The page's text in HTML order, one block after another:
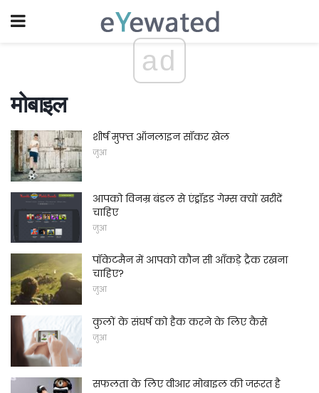
ad
मोबाइल
शीर्ष मुफ्त ऑनलाइन सॉकर खेल
जुआ
आपको विनम्र बंडल से एंड्रॉइड गेम्स क्यों खरीदें
चाहिए
जुआ
पॉकेटमैन में आपको कौन सी आँकड़े ट्रैक रखना
चाहिए?
जुआ
कुलों के संघर्ष को हैक करने के लिए कैसे
जुआ
सफलता के लिए वीआर मोबाइल की जरूरत है